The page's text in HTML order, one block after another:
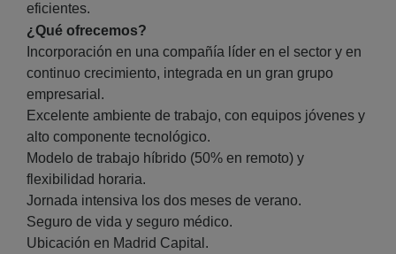
eficientes.
¿Qué ofrecemos?
Incorporación en una compañía líder en el sector y en
continuo crecimiento, integrada en un gran grupo
empresarial.
Excelente ambiente de trabajo, con equipos jóvenes y
alto componente tecnológico.
Modelo de trabajo híbrido (50% en remoto) y
flexibilidad horaria.
Jornada intensiva los dos meses de verano.
Seguro de vida y seguro médico.
Ubicación en Madrid Capital.